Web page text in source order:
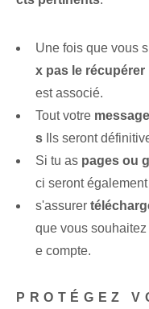
Une fois que vous
x pas le récupérer
est associé.
Tout votre
s Ils seront
Si tu as pages ou
ci⁢ seront
s'assurer
que vous
e compte.
PROTÉGEZ